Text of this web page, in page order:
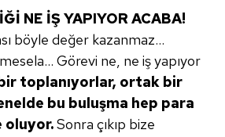
aşağıda yer alan panel
Çerezlere ilişkin detaylı bilgi
tıklayabilir,Çerez Bilgilendirme
Korunması Kanunu uyarınca
Metnimizi okumak ve sitemizde
NE İŞ YAPIYOR ACABA!
böyle değer kazanmaz...
Görevi ne, ne iş yapıyor
toplanıyorlar, ortak bir
bu buluşma hep para
oluyor.Sonra çıkıp bize